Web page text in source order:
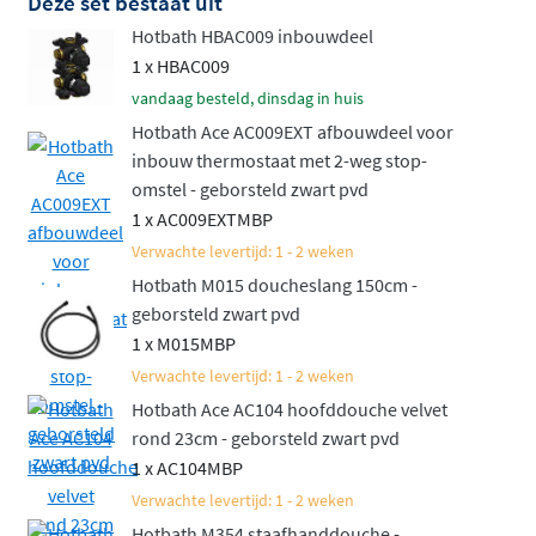
doucheset die niet alleen functioneel is, maar ook een
luxueuze uitstraling heeft die perfect past in elke
moderne badkamer. Uw dagelijkse doucheroutine
wordt er meteen een stuk aangenamer op.
Verkiest u een mengkraan boven een thermostaat?
Ontdek dan deHotbath ACE inbouw doucheset met
mengkraan
Hotbath HBAC009 inbouwdeel
1 x HBAC009
vandaag besteld, dinsdag in huis
Hotbath Ace AC009EXT afbouwdeel voor
inbouw thermostaat met 2-weg stop-
omstel - geborsteld zwart pvd
1 x AC009EXTMBP
Verwachte levertijd: 1 - 2 weken
Hotbath M015 doucheslang 150cm -
geborsteld zwart pvd
1 x M015MBP
Verwachte levertijd: 1 - 2 weken
Hotbath Ace AC104 hoofddouche velvet
rond 23cm - geborsteld zwart pvd
1 x AC104MBP
Verwachte levertijd: 1 - 2 weken